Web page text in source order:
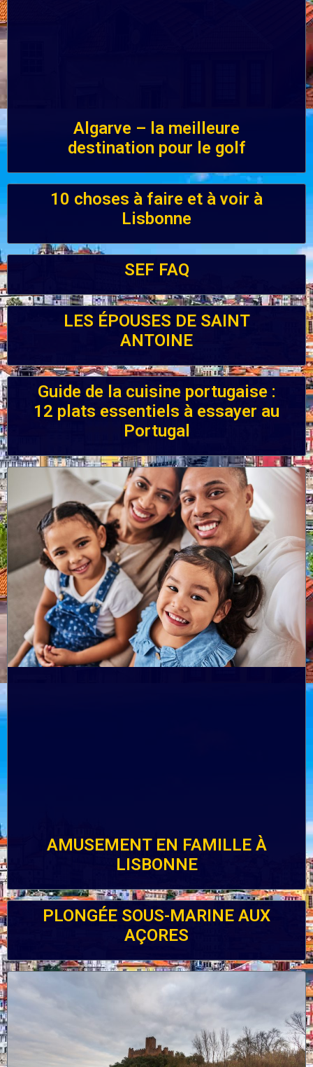
Algarve – la meilleure
destination pour le golf
10 choses à faire et à voir à
Lisbonne
SEF FAQ
LES ÉPOUSES DE SAINT
ANTOINE
Guide de la cuisine portugaise :
12 plats essentiels à essayer au
Portugal
AMUSEMENT EN FAMILLE À
LISBONNE
PLONGÉE SOUS-MARINE AUX
AÇORES